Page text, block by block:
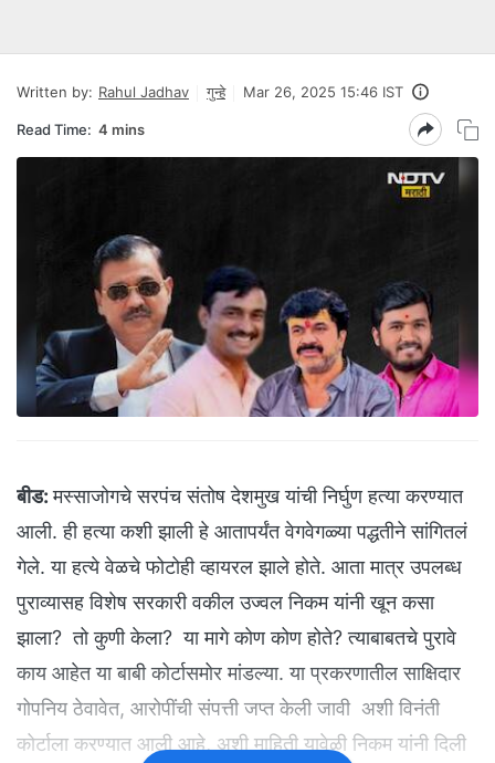
Written by: Rahul Jadhav गुन्हे Mar 26, 2025 15:46 IST
Read Time: 4 mins
बीड: मस्साजोगचे सरपंच संतोष देशमुख यांची निर्घुण हत्या करण्यात
आली. ही हत्या कशी झाली हे आतापर्यंत वेगवेगळ्या पद्धतीने सांगितलं
गेले. या हत्ये वेळचे फोटोही व्हायरल झाले होते. आता मात्र उपलब्ध
पुराव्यासह विशेष सरकारी वकील उज्वल निकम यांनी खून कसा
झाला? तो कुणी केला? या मागे कोण कोण होते? त्याबाबतचे पुरावे
काय आहेत या बाबी कोर्टासमोर मांडल्या. या प्रकरणातील साक्षिदार
गोपनिय ठेवावेत, आरोपींची संपत्ती जप्त केली जावी अशी विनंती
कोर्टाला करण्यात आली आहे, अशी माहिती यावेळी निकम यांनी दिली